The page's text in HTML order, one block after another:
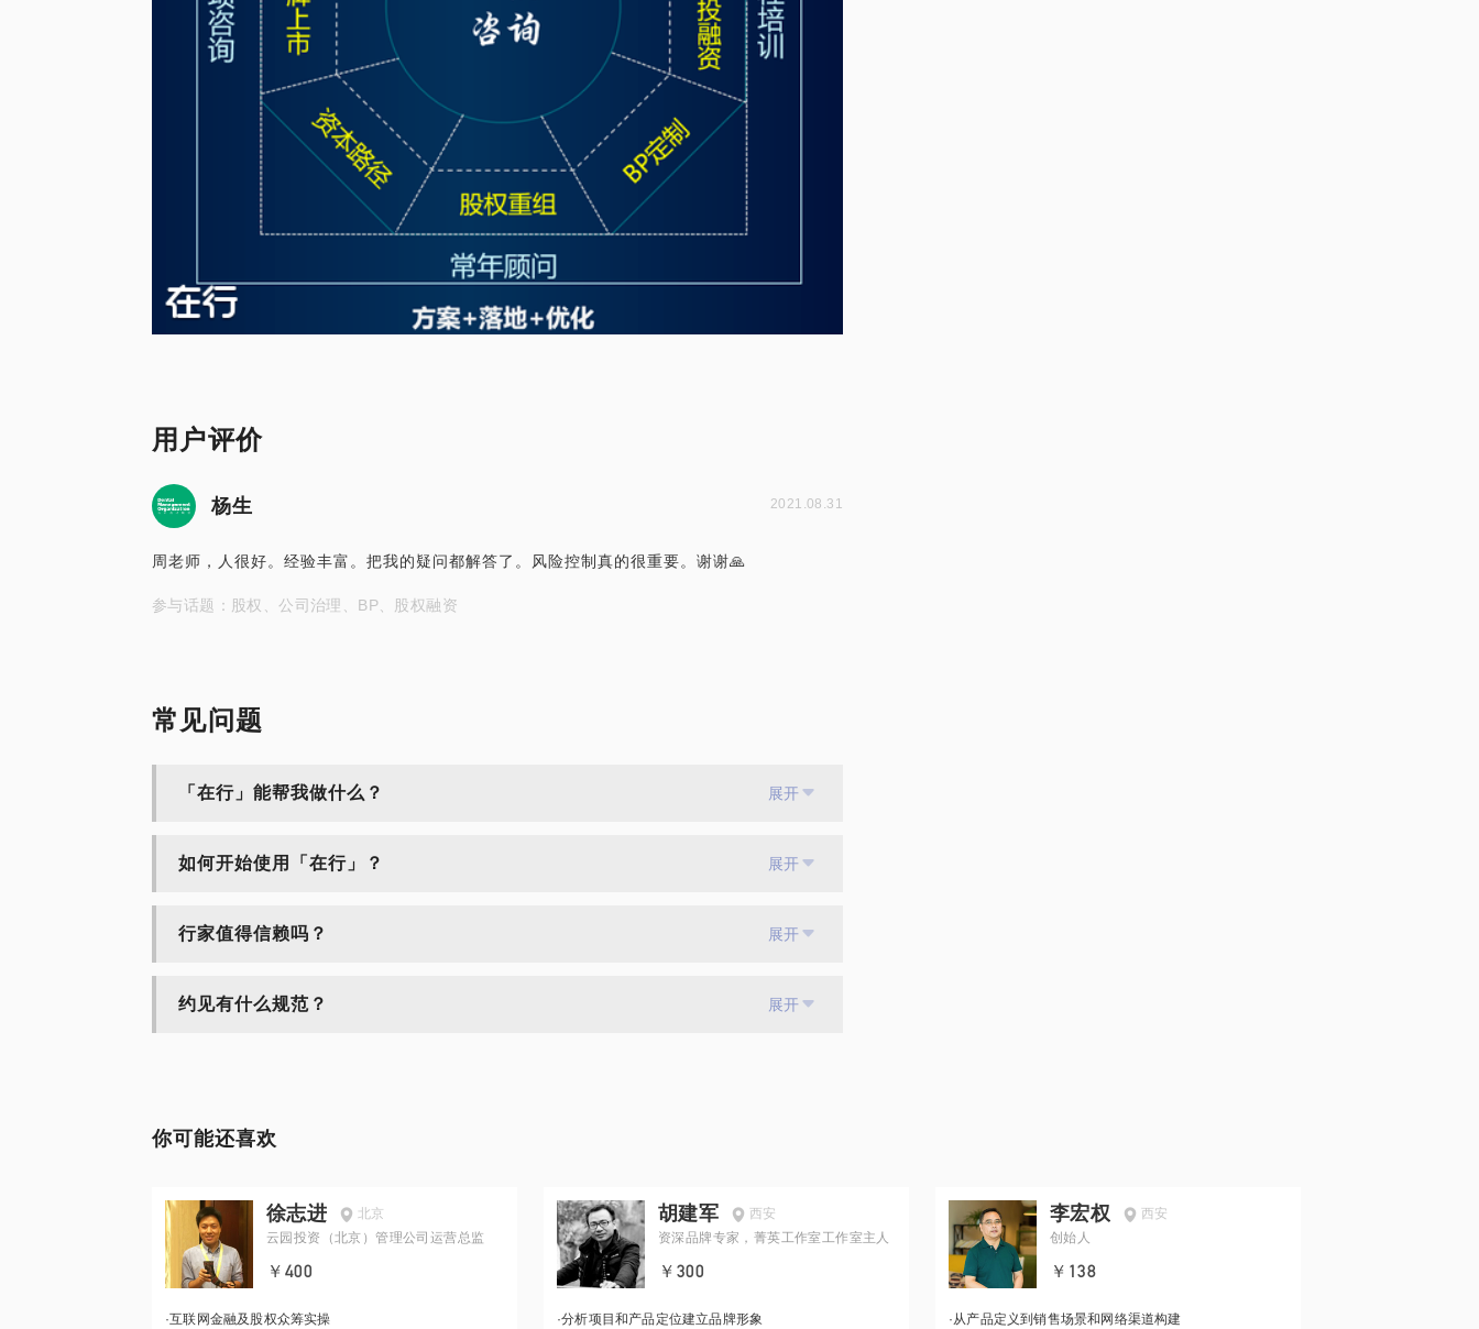
用户评价
杨生 2021.08.31
周老师，人很好。经验丰富。把我的疑问都解答了。风险控制真的很重要。谢谢🙏
参与话题：股权、公司治理、BP、股权融资
常见问题
「在行」能帮我做什么？ 展开
如何开始使用「在行」？ 展开
行家值得信赖吗？ 展开
约见有什么规范？ 展开
你可能还喜欢
徐志进
北京
云园投资（北京）管理公司运营总监
￥400
·互联网金融及股权众筹实操
胡建军
西安
资深品牌专家，菁英工作室工作室主人
￥300
·分析项目和产品定位建立品牌形象
李宏权
西安
创始人
￥138
·从产品定义到销售场景和网络渠道构建